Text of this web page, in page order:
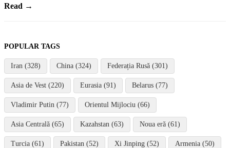
Read →
POPULAR TAGS
Iran (328) China (324) Federația Rusă (301)
Asia de Vest (220) Eurasia (91) Belarus (77)
Vladimir Putin (77) Orientul Mijlociu (66)
Asia Centrală (65) Kazahstan (63) Noua eră (61)
Turcia (61) Pakistan (52) Xi Jinping (52) Armenia (50)